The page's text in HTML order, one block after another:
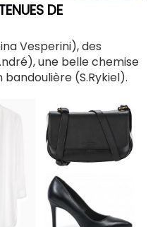
DE
Vesperini), des
une belle chemise
(S.Rykiel).